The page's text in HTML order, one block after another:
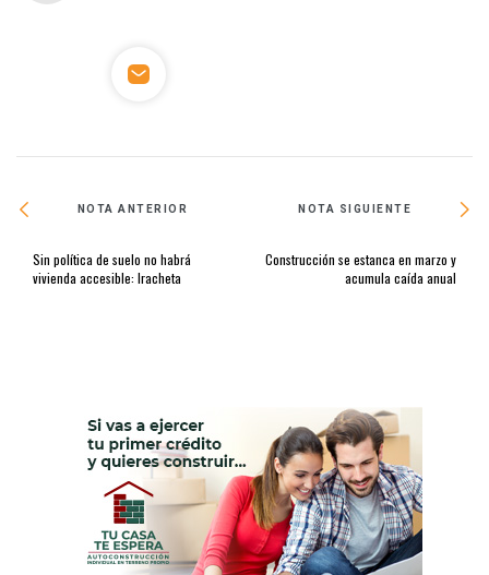
NOTA ANTERIOR
Sin política de suelo no habrá
vivienda accesible: Iracheta
NOTA SIGUIENTE
Construcción se estanca en marzo y
acumula caída anual